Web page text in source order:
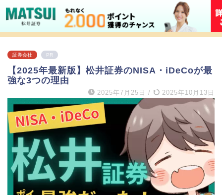
証券会社 PR
【2025年最新版】松井証券のNISA・iDeCoが最
強な3つの理由
2025年7月25日 / 2025年10月13日